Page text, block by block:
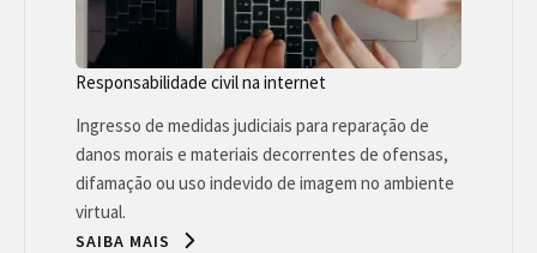
Responsabilidade civil na internet
Ingresso de medidas judiciais para reparação de
danos morais e materiais decorrentes de ofensas,
difamação ou uso indevido de imagem no ambiente
virtual.
SAIBA MAIS